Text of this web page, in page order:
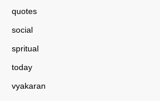
quotes
social
spritual
today
vyakaran